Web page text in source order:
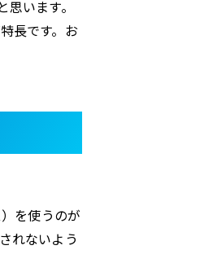
います。
長です。お
を使うのが
れないよう